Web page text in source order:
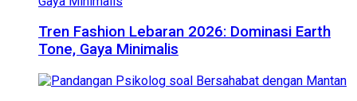
Tren Fashion Lebaran 2026: Dominasi Earth
Tone, Gaya Minimalis